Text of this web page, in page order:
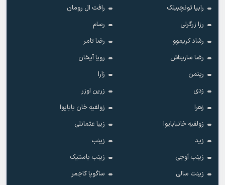
رابیا تونچبیلک
رافت ال رومان
رزا زرگرلی
رسام
رشاد کریموو
رضا تامر
رضا ساریتاش
رویا آیخان
رینمن
زارا
زدی
زرین اوزر
زهرا
زولفیه خان بابایوا
زولفیه خانبابایوا
زیبا عثمانلی
زید
زینب
زینب آوجی
زینب باستیک
زینت سالی
ساگوپا کاجمر